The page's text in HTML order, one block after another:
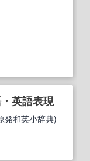
英語表現
発和英小辞典)